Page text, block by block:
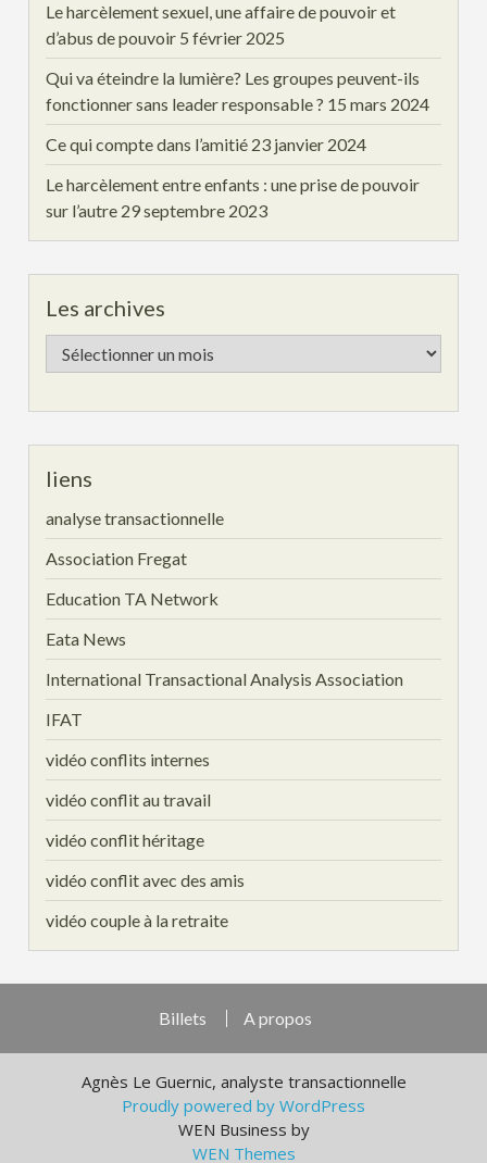
Le harcèlement sexuel, une affaire de pouvoir et
d’abus de pouvoir 5 février 2025
Qui va éteindre la lumière? Les groupes peuvent-ils
fonctionner sans leader responsable ? 15 mars 2024
Ce qui compte dans l’amitié 23 janvier 2024
Le harcèlement entre enfants : une prise de pouvoir
sur l’autre 29 septembre 2023
Les archives
Les
archives
liens
analyse transactionnelle
Association Fregat
Education TA Network
Eata News
International Transactional Analysis Association
IFAT
vidéo conflits internes
vidéo conflit au travail
vidéo conflit héritage
vidéo conflit avec des amis
vidéo couple à la retraite
Billets A propos
Agnès Le Guernic, analyste transactionnelle
Proudly powered by WordPress
WEN Business by
WEN Themes